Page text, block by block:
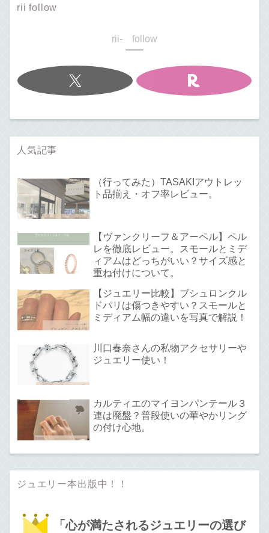
rii follow
rii- follow
人気記事
（行ってみた）TASAKIアウトレッ
ト品揃え・オフ率レビュー。
【ヴァンクリーフ＆アーペル】ペル
レを徹底レビュー。スモールとミデ
ィアムはどっちがいい？サイズ感と
重ね付けについて。
【ジュエリー比較】ブシュロンクル
ドパリは傷つきやすい？スモールと
ミディアム幅の違いを写真で解説！
川口春奈さんの私物アクセサリーや
ジュエリー使い！
カルティエのマイヨンパンテール３
連は廃盤？普段使いの華やかリング
の付け心地。
ジュエリー本出版中！！
「心が満たされるジュエリーの選び